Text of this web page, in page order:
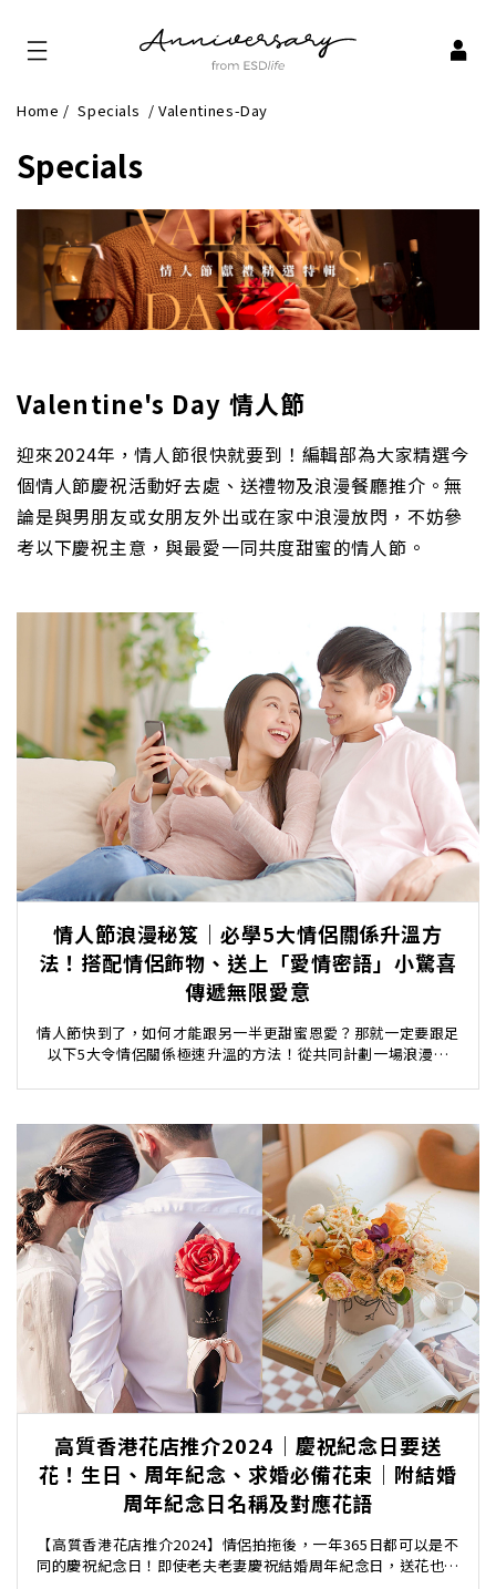
Home /Specials /Valentines-Day
Specials
Valentine's Day 情人節
迎來2024年，情人節很快就要到！編輯部為大家精選今
個情人節慶祝活動好去處、送禮物及浪漫餐廳推介。無
論是與男朋友或女朋友外出或在家中浪漫放閃，不妨參
考以下慶祝主意，與最愛一同共度甜蜜的情人節。
情人節浪漫秘笈｜必學5大情侶關係升溫方
法！搭配情侶飾物、送上「愛情密語」小驚喜
傳遞無限愛意
情人節快到了，如何才能跟另一半更甜蜜恩愛？那就一定要跟足
以下5大令情侶關係極速升溫的方法！從共同計劃一場浪漫旅
高質香港花店推介2024｜慶祝紀念日要送
花！生日、周年紀念、求婚必備花束｜附結婚
周年紀念日名稱及對應花語
【高質香港花店推介2024】情侶拍拖後，一年365日都可以是不
同的慶祝紀念日！即使老夫老妻慶祝結婚周年紀念日，送花也是